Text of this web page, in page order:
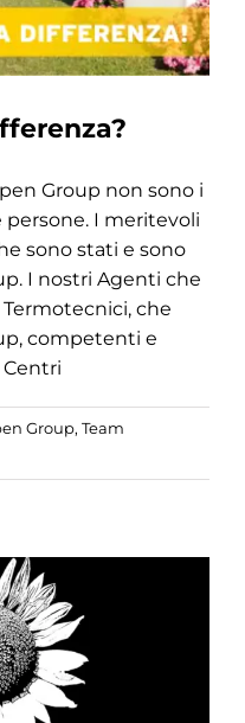
Group non sono i
I meritevoli
sono stati e sono
I nostri Agenti che
che
competenti e
Group, Team